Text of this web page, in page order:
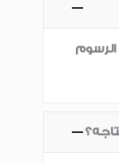
الرسوم